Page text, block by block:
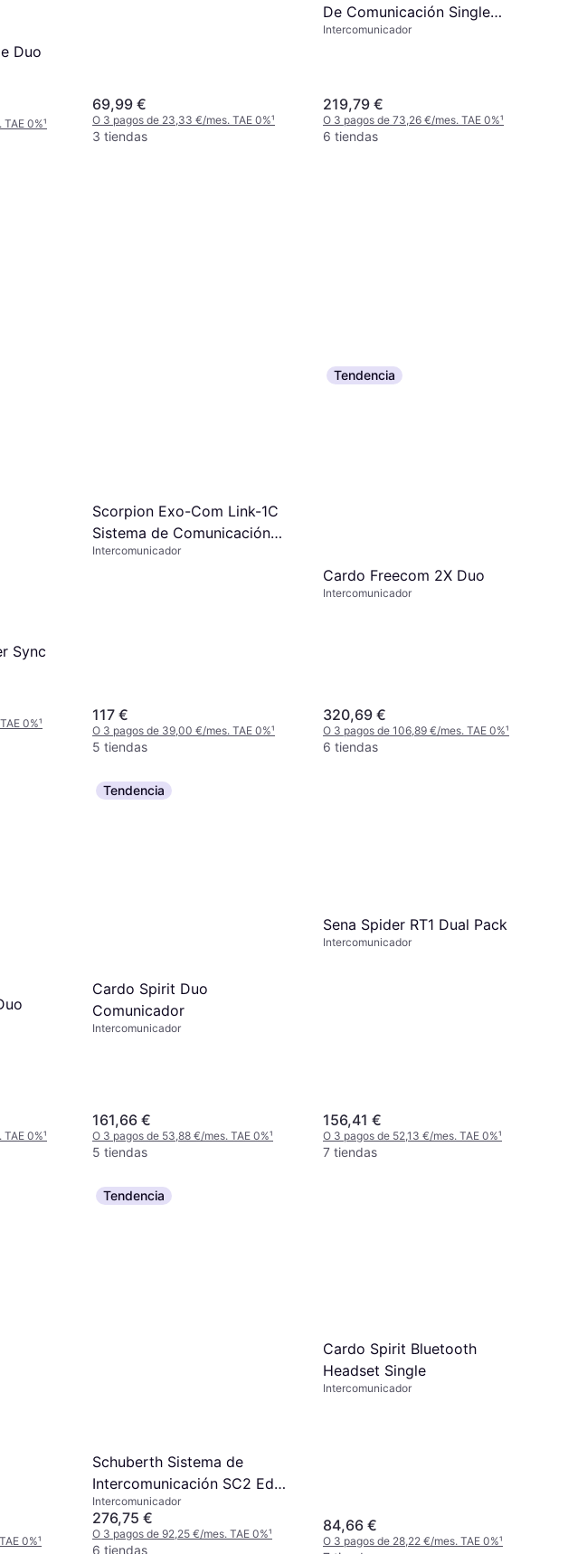
Duo
0%¹
69,99 €
O 3 pagos de 23,33 €/mes. TAE 0%¹
3 tiendas
De Comunicación Single
Pack - Negro
Intercomunicador
219,79 €
O 3 pagos de 73,26 €/mes. TAE 0%¹
6 tiendas
Sync
0%¹
Scorpion Exo-Com Link-1C
Sistema de Comunicación
Paquete Individual - Negro
Intercomunicador
117 €
O 3 pagos de 39,00 €/mes. TAE 0%¹
5 tiendas
Tendencia
Cardo Freecom 2X Duo
Intercomunicador
320,69 €
O 3 pagos de 106,89 €/mes. TAE 0%¹
6 tiendas
0%¹
Tendencia
Cardo Spirit Duo
Comunicador
Intercomunicador
161,66 €
O 3 pagos de 53,88 €/mes. TAE 0%¹
5 tiendas
Sena Spider RT1 Dual Pack
Intercomunicador
156,41 €
O 3 pagos de 52,13 €/mes. TAE 0%¹
7 tiendas
0%¹
Tendencia
Schuberth Sistema de
Intercomunicación SC2 Edge
- Negro
Intercomunicador
276,75 €
O 3 pagos de 92,25 €/mes. TAE 0%¹
6 tiendas
Cardo Spirit Bluetooth
Headset Single
Intercomunicador
84,66 €
O 3 pagos de 28,22 €/mes. TAE 0%¹